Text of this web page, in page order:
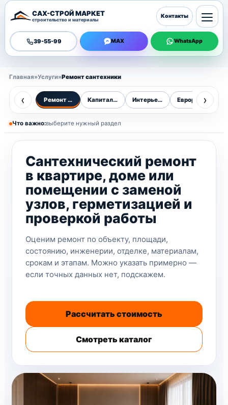
САХ-СТРОЙ МАРКЕТ
строительство и материалы
39-55-99 MAX WhatsApp
Контакты
Главная»Услуги»Ремонт сантехники
‹ Ремонт сантехникиКапитальный ремонтИнтерьер домаЕвроремонт
›
Что важно:выберите нужный раздел
Сантехнический ремонт
в квартире, доме или
помещении с заменой
узлов, герметизацией и
проверкой работы
Оценим ремонт по объекту, площади,
состоянию, инженерии, отделке, материалам,
срокам и этапам. Можно указать примерно —
если точных данных нет, подскажем.
Рассчитать стоимость
Смотреть каталог